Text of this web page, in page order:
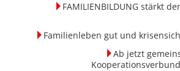
FAMILIENBILDUNG stärkt
Familienleben gut und
Ab jetzt